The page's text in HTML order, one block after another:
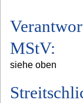
MStV:
siehe oben